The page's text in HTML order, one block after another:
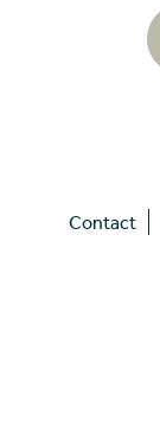
Contact